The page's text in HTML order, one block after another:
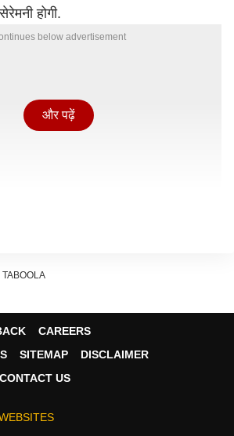
होगी.
below advertisement
सेरेमनी देखने को मिलेगी, जिसका आयोजन
और पढ़ें
CAREERS
SITEMAP
DISCLAIMER
CONTACT US